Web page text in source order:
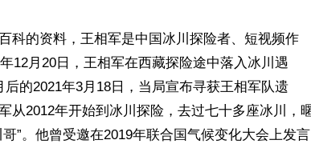
科的资料，王相军是中国冰川探险者、短视频作
12月20日，王相军在西藏探险途中落入冰川遇
后的2021年3月18日，当局宣布寻获王相军队遗
从2012年开始到冰川探险，去过七十多座冰川，
哥”。他曾受邀在2019年联合国气候变化大会上发言